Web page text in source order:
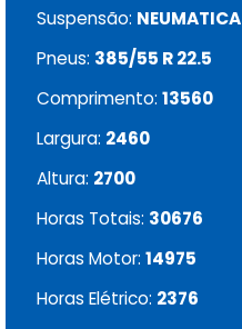
Suspensão: NEUMATICA
Pneus: 385/55 R 22.5
Comprimento: 13560
Largura: 2460
Altura: 2700
Horas Totais: 30676
Horas Motor: 14975
Horas Elétrico: 2376